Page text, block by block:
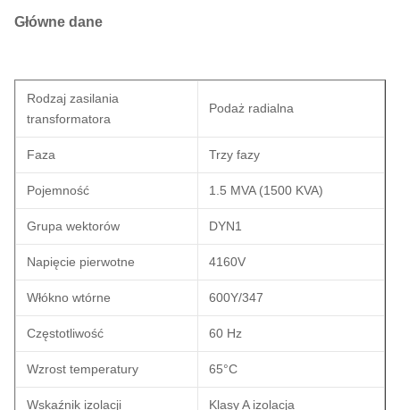
Główne dane
Rodzaj zasilania
transformatora
Podaż radialna
Faza Trzy fazy
Pojemność 1.5 MVA (1500 KVA)
Grupa wektorów DYN1
Napięcie pierwotne 4160V
Włókno wtórne 600Y/347
Częstotliwość 60 Hz
Wzrost temperatury 65°C
Wskaźnik izolacji Klasy A izolacja